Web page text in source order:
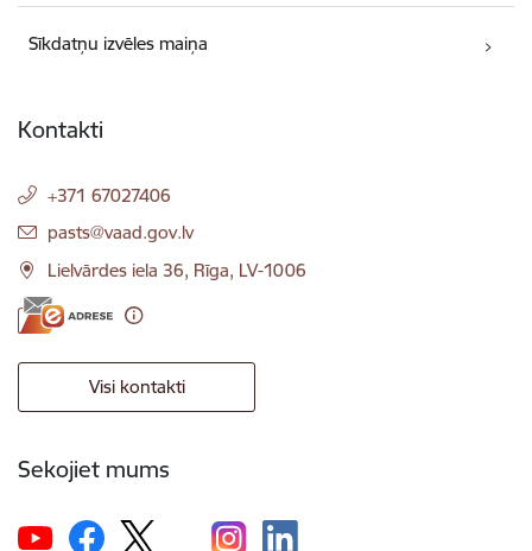
Sīkdatņu izvēles maiņa
Kontakti
+371 67027406
E-pasts:
pasts@vaad.gov.lv
Lielvārdes iela 36, Rīga, LV-1006
Visi kontakti
Sekojiet mums